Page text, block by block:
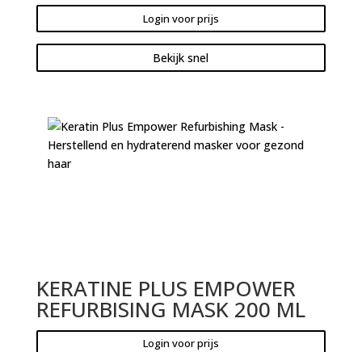
Login voor prijs
Bekijk snel
KERATINE PLUS EMPOWER
REFURBISING MASK 200 ML
Login voor prijs